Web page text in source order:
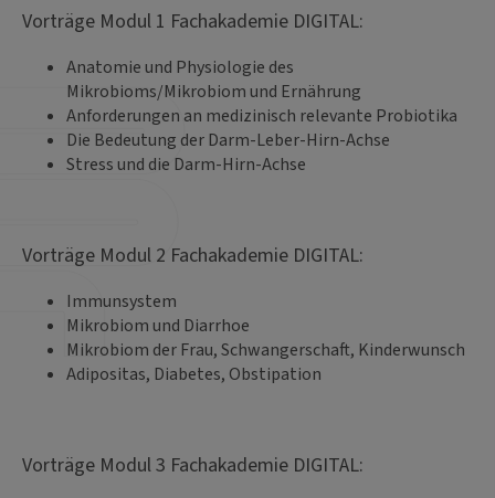
Vorträge Modul 1 Fachakademie DIGITAL:
Anatomie und Physiologie des
Mikrobioms/Mikrobiom und Ernährung
Anforderungen an medizinisch relevante Probiotika
Die Bedeutung der Darm-Leber-Hirn-Achse
Stress und die Darm-Hirn-Achse
Vorträge Modul 2 Fachakademie DIGITAL:
Immunsystem
Mikrobiom und Diarrhoe
Mikrobiom der Frau, Schwangerschaft, Kinderwunsch
Adipositas, Diabetes, Obstipation
Vorträge Modul 3 Fachakademie DIGITAL: